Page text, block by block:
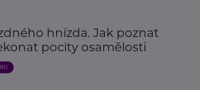
hnízda. Jak poznat
pocity osamělosti